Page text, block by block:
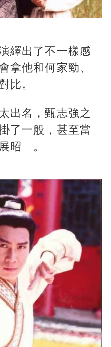
繹出了不一樣感
拿他和何家勁、
比。
出名，甄志強之
了一般，甚至當
昭」。